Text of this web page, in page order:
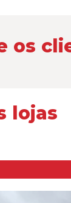
os
lojas